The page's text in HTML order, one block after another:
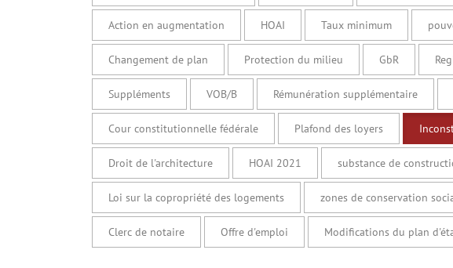
Action en augmentation HOAI Taux minimum
Changement de plan Protection du milieu GbR
Suppléments VOB/B Rémunération supplémentaire
Cour constitutionnelle fédérale Plafond des loyers
Droit de l'architecture HOAI 2021 substance de
Loi sur la copropriété des logements zones de conservation
Clerc de notaire Offre d'emploi Modifications du plan